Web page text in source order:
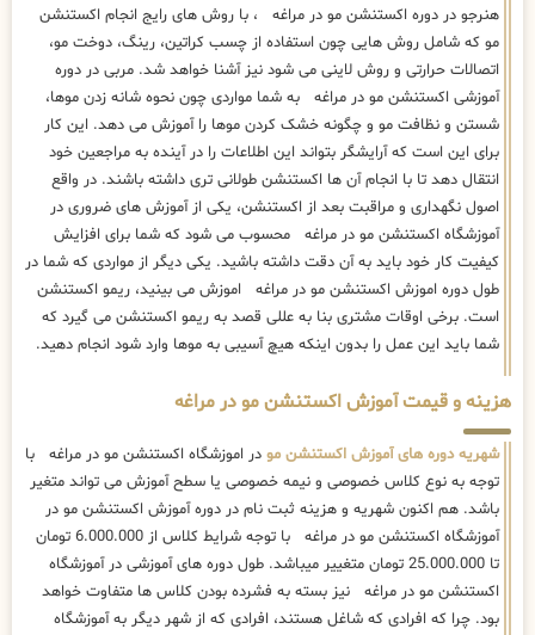
هنرجو در دوره اکستنشن مو در مراغه ، با روش های رایج انجام اکستنشن
مو که شامل روش هایی چون استفاده از چسب کراتین، رینگ، دوخت مو،
اتصالات حرارتی و روش لاینی می شود نیز آشنا خواهد شد. مربی در دوره
آموزشی اکستنشن مو در مراغه به شما مواردی چون نحوه شانه زدن موها،
شستن و نظافت مو و چگونه خشک کردن موها را آموزش می دهد. این کار
برای این است که آرایشگر بتواند این اطلاعات را در آینده به مراجعین خود
انتقال دهد تا با انجام آن ها اکستنشن طولانی تری داشته باشند. در واقع
اصول نگهداری و مراقبت بعد از اکستنشن، یکی از آموزش های ضروری در
آموزشگاه اکستنشن مو در مراغه محسوب می شود که شما برای افزایش
کیفیت کار خود باید به آن دقت داشته باشید. یکی دیگر از مواردی که شما در
طول دوره اموزش اکستنشن مو در مراغه اموزش می بینید، ریمو اکستنشن
است. برخی اوقات مشتری بنا به عللی قصد به ریمو اکستنشن می گیرد که
شما باید این عمل را بدون اینکه هیچ آسیبی به موها وارد شود انجام دهید.
هزینه و قیمت آموزش اکستنشن مو در مراغه
شهریه دوره های آموزش اکستنشن مو در اموزشگاه اکستنشن مو در مراغه با
توجه به نوع کلاس خصوصی و نیمه خصوصی یا سطح آموزش می تواند متغیر
باشد. هم اکنون شهریه و هزینه ثبت نام در دوره آموزش اکستنشن مو در
آموزشگاه اکستنشن مو در مراغه با توجه شرایط کلاس از 6.000.000 تومان
تا 25.000.000 تومان متغییر میباشد. طول دوره های آموزشی در آموزشگاه
اکستنشن مو در مراغه نیز بسته به فشرده بودن کلاس ها متفاوت خواهد
بود. چرا که افرادی که شاغل هستند، افرادی که از شهر دیگر به آموزشگاه